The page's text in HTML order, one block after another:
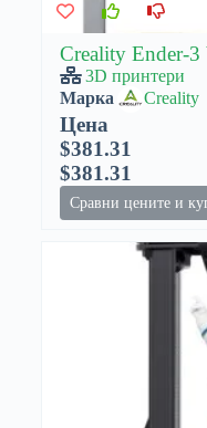
Creality Ender-3
3D принтери
Марка
Creality
Цена
$381.31
$381.31
Сравни цените и